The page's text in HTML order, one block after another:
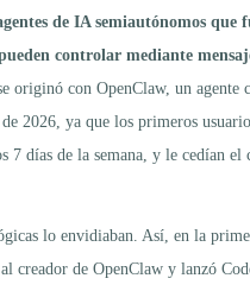
de IA semiautónomos que
controlar mediante
originó con OpenClaw, un agente
2026, ya que los primeros
7 días de la semana, y le cedían el
lo envidiaban. Así, en la
creador de OpenClaw y lanzó